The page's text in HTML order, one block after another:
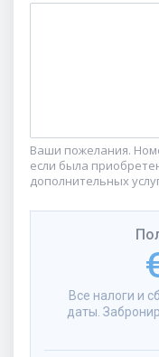
Ваши пожелания.
если была
дополнительных
Все налоги и
даты.